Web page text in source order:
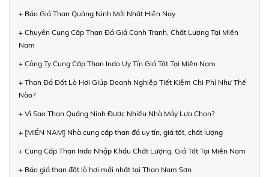
+ Báo Giá Than Quảng Ninh Mới Nhất Hiện Nay
+ Chuyên Cung Cấp Than Đá Giá Cạnh Tranh, Chất Lượng Tại Miền
Nam
+ Công Ty Cung Cấp Than Indo Uy Tín Giá Tốt Tại Miền Nam
+ Than Đá Đốt Lò Hơi Giúp Doanh Nghiệp Tiết Kiệm Chi Phí Như Thế
Nào?
+ Vì Sao Than Quảng Ninh Được Nhiều Nhà Máy Lựa Chọn?
+ [MIỀN NAM] Nhà cung cấp than đá uy tín, giá tốt, chất lượng
+ Cung Cấp Than Indo Nhập Khẩu Chất Lượng, Giá Tốt Tại Miền Nam
+ Báo giá than đốt lò hơi mới nhất tại Than Nam Sơn